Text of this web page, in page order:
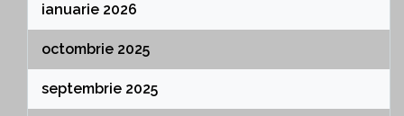
ianuarie 2026
octombrie 2025
septembrie 2025